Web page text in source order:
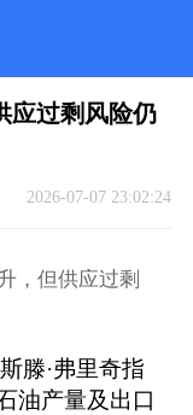
应过剩风险仍
2026-07-07 23:02:24
，但供应过剩
滕·弗里奇指
油产量及出口